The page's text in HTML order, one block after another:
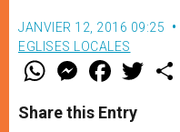
JANVIER 12, 2016 09:25
EGLISES LOCALES
W
t
s
M
e
s
e
F
a
e
b
w
Share this Entry